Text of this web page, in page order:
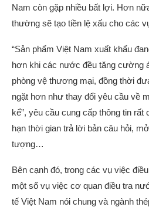
Nam còn gặp nhiều bất lợi. Hơn
thường sẽ tạo tiền lệ xấu cho các
“Sản phẩm Việt Nam xuất khẩu
hơn khi các nước đều tăng cường
phòng vệ thương mại, đồng thời
ngặt hơn như thay đổi yêu cầu về
kể”, yêu cầu cung cấp thông tin rất
hạn thời gian trả lời bản câu hỏi,
tượng…
Bên cạnh đó, trong các vụ việc
một số vụ việc cơ quan điều tra
tế Việt Nam nói chung và ngành